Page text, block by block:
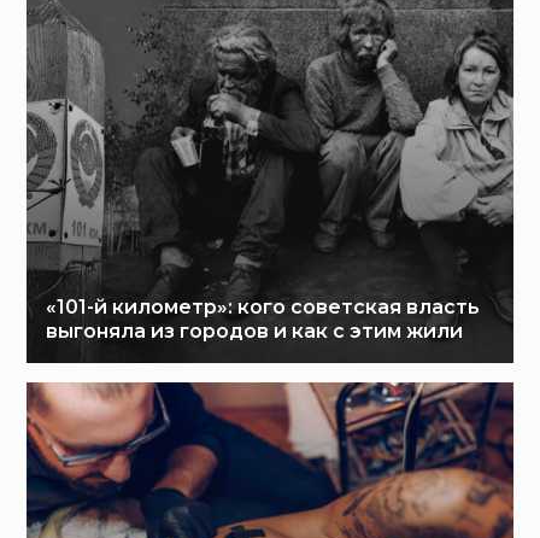
«101-й километр»: кого советская власть
выгоняла из городов и как с этим жили